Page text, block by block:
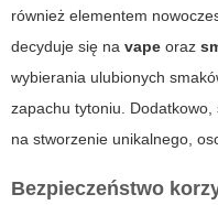
również elementem
decyduje się na vape oraz
wybierania ulubionych
zapachu tytoniu.
na stworzenie unikalnego,
Bezpieczeństwo